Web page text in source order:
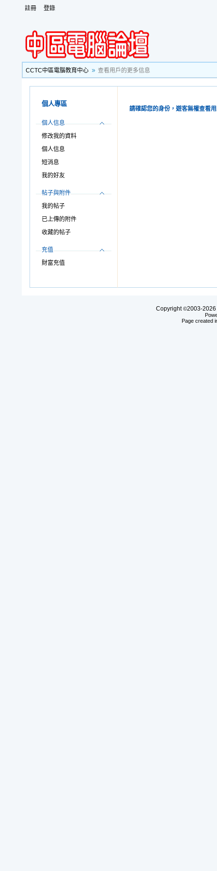
註冊 登錄
CCTC中區電腦教育中心 查看用戶的更多信息
個人專區
個人信息
修改我的資料
個人信息
短消息
我的好友
帖子與附件
我的帖子
已上傳的附件
收藏的帖子
充值
財富充值
請確認您的身份，遊客無權查看
Copyright©2003-2026
Page created